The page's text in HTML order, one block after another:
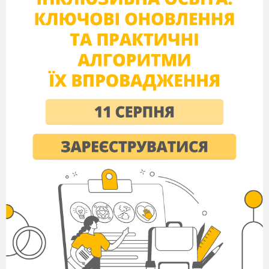
освітнього процесу в НВК (дошкільний
підрозділ)
Діаграма 1